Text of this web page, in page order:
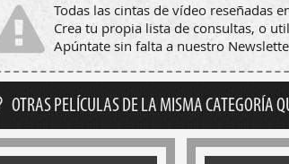
Todas las cintas de vídeo reseñadas
Crea tu propia lista de consultas, o
Apúntate sin falta a nuestro
OTRAS PELÍCULAS DE LA MISMA CATEGORÍA